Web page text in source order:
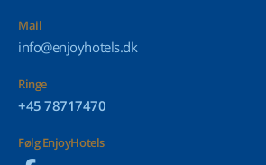
Mail
info@enjoyhotels.dk
Ringe
+45 78717470
Følg EnjoyHotels